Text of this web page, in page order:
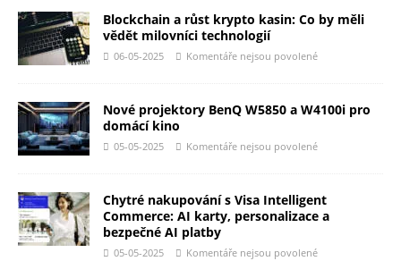
Blockchain a růst krypto kasin: Co by měli
vědět milovníci technologií
06-05-2025 Komentáře nejsou povolené
Nové projektory BenQ W5850 a W4100i pro
domácí kino
05-05-2025 Komentáře nejsou povolené
Chytré nakupování s Visa Intelligent
Commerce: AI karty, personalizace a
bezpečné AI platby
05-05-2025 Komentáře nejsou povolené